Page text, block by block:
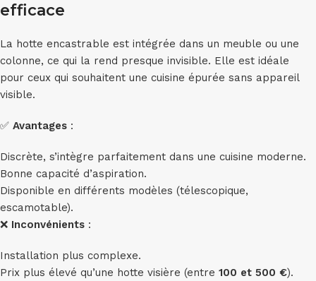
efficace
La hotte encastrable est intégrée dans un meuble ou une
colonne, ce qui la rend presque invisible. Elle est idéale
pour ceux qui souhaitent une cuisine épurée sans appareil
visible.
✅ Avantages :
Discrète, s’intègre parfaitement dans une cuisine moderne.
Bonne capacité d’aspiration.
Disponible en différents modèles (télescopique,
escamotable).
❌ Inconvénients :
Installation plus complexe.
Prix plus élevé qu’une hotte visière (entre 100 et 500 €).